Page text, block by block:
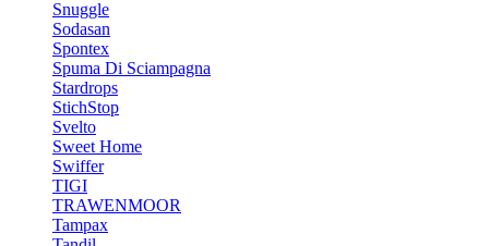
Snuggle
Sodasan
Spontex
Spuma Di Sciampagna
Stardrops
StichStop
Svelto
Sweet Home
Swiffer
TIGI
TRAWENMOOR
Tampax